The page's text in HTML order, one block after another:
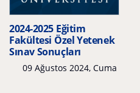
2024-2025 Eğitim
Fakültesi Özel Yetenek
Sınav Sonuçları
09 Ağustos 2024, Cuma